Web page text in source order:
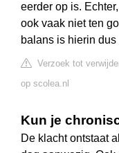
eerder op is.
ook vaak niet ten
balans is hierin dus
Verzoek tot
op scolea.nl
Kun je
De klacht ontstaat